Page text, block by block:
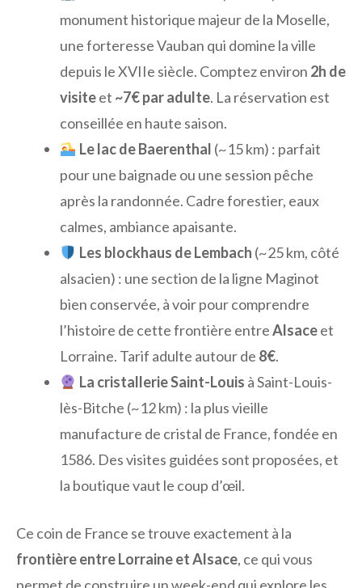
monument historique majeur de la Moselle,
une forteresse Vauban qui domine la ville
depuis le XVIIe siècle. Comptez environ 2h de
visiteet ~7€ par adulte. La réservation est
conseillée en haute saison.
Le lac de Baerenthal (~15 km) : parfait
pour une baignade ou une session pêche
après la randonnée. Cadre forestier, eaux
calmes, ambiance apaisante.
Les blockhaus de Lembach (~25 km, côté
alsacien) : une section de la ligne Maginot
bien conservée, à voir pour comprendre
l’histoire de cette frontière entreAlsaceet
Lorraine. Tarif adulte autour de 8€.
La cristallerie Saint-Louis à Saint-Louis-
lès-Bitche (~12 km) : la plus vieille
manufacture de cristal de France, fondée en
1586. Des visites guidées sont proposées, et
la boutique vaut le coup d’œil.
Ce coin de France se trouve exactement à la
frontière entre Lorraine et Alsace, ce qui vous